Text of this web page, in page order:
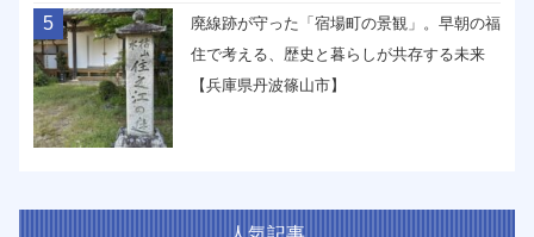
5
廃線跡が守った「宿場町の景観」。早朝の福
住で考える、歴史と暮らしが共存する未来
【兵庫県丹波篠山市】